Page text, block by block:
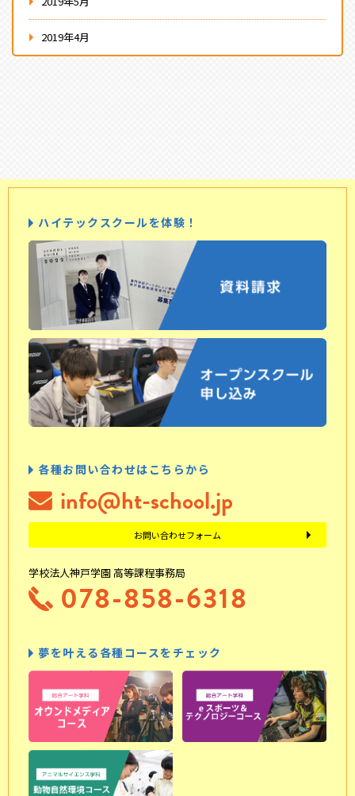
2019年4月
ハイテックスクールを体験！
各種お問い合わせはこちらから
info@ht-school.jp
お問い合わせフォーム
学校法人神戸学園 高等課程事務局
078-858-6318
夢を叶える各種コースをチェック